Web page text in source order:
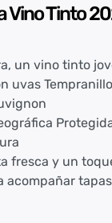
Vino Tinto
un vino tinto
uvas
fresca y un
acompañar